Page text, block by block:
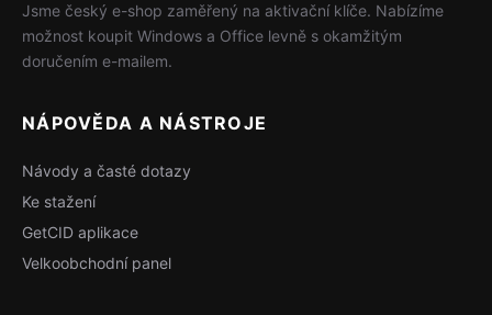
Jsme český e-shop zaměřený na aktivační klíče. Nabízíme
možnost koupit Windows a Office levně s okamžitým
doručením e-mailem.
NÁPOVĚDA A NÁSTROJE
Návody a časté dotazy
Ke stažení
GetCID aplikace
Velkoobchodní panel